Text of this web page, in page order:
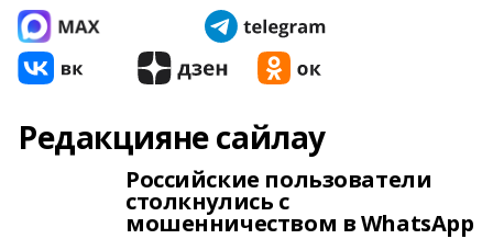
Редакцияне сайлау
Российские пользователи
столкнулись с
мошенничеством в WhatsApp